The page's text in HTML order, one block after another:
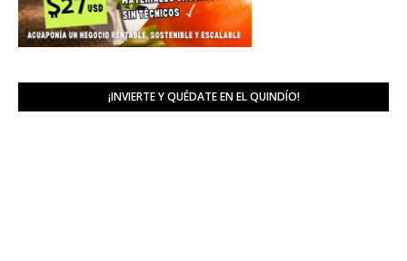
¡INVIERTE Y QUÉDATE EN EL QUINDÍO!